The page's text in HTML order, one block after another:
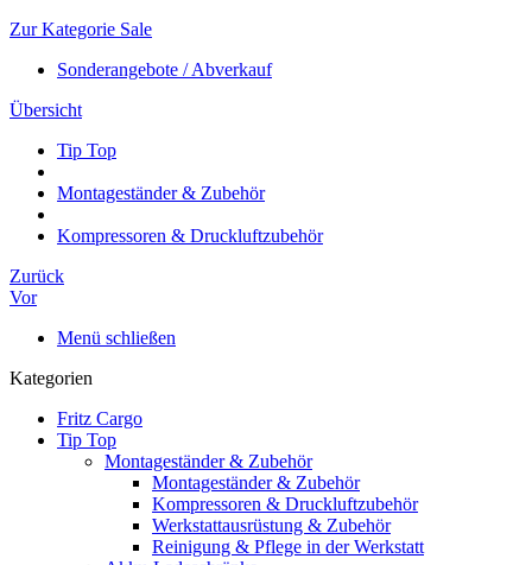
Zur Kategorie Sale
Sonderangebote / Abverkauf
Übersicht
Tip Top
Montageständer & Zubehör
Kompressoren & Druckluftzubehör
Zurück
Vor
Menü schließen
Kategorien
Fritz Cargo
Tip Top
Montageständer & Zubehör
Montageständer & Zubehör
Kompressoren & Druckluftzubehör
Werkstattausrüstung & Zubehör
Reinigung & Pflege in der Werkstatt